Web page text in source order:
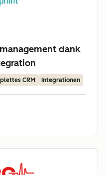
dank
CRM Integrationen